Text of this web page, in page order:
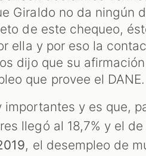
Giraldo no da ningún
de este chequeo,
ella y por eso la
dijo que su
que provee el DANE.
importantes y es que,
llegó al 18,7% y el
, el desempleo de